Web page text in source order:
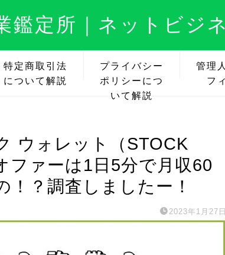
鑑定所｜ネットビジ
特定商取引法
について解説
プライバシー
ポリシーにつ
いて解説
管理
フ
ウォレット（STOCK
ファーは1日5分で月収60
？調査しましたー！
2023年1月27日